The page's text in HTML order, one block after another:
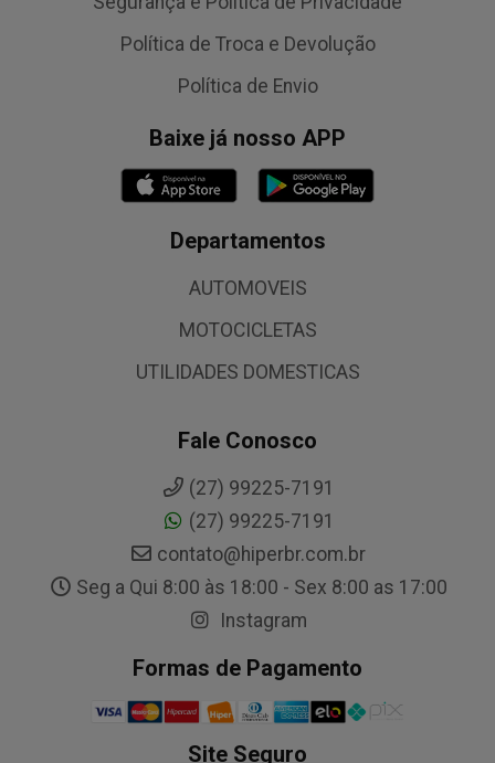
Política de Troca e Devolução
Política de Envio
Baixe já nosso APP
Departamentos
AUTOMOVEIS
MOTOCICLETAS
UTILIDADES DOMESTICAS
Fale Conosco
(27) 99225-7191
(27) 99225-7191
contato@hiperbr.com.br
Seg a Qui 8:00 às 18:00 - Sex 8:00 as 17:00
Instagram
Formas de Pagamento
Site Seguro